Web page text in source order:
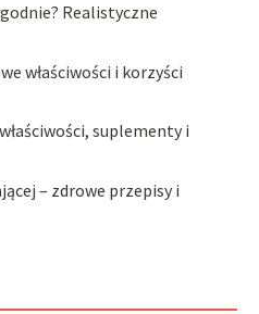
Realistyczne
właściwości i korzyści
suplementy i
– zdrowe przepisy i